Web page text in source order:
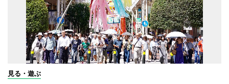
見る・遊ぶ